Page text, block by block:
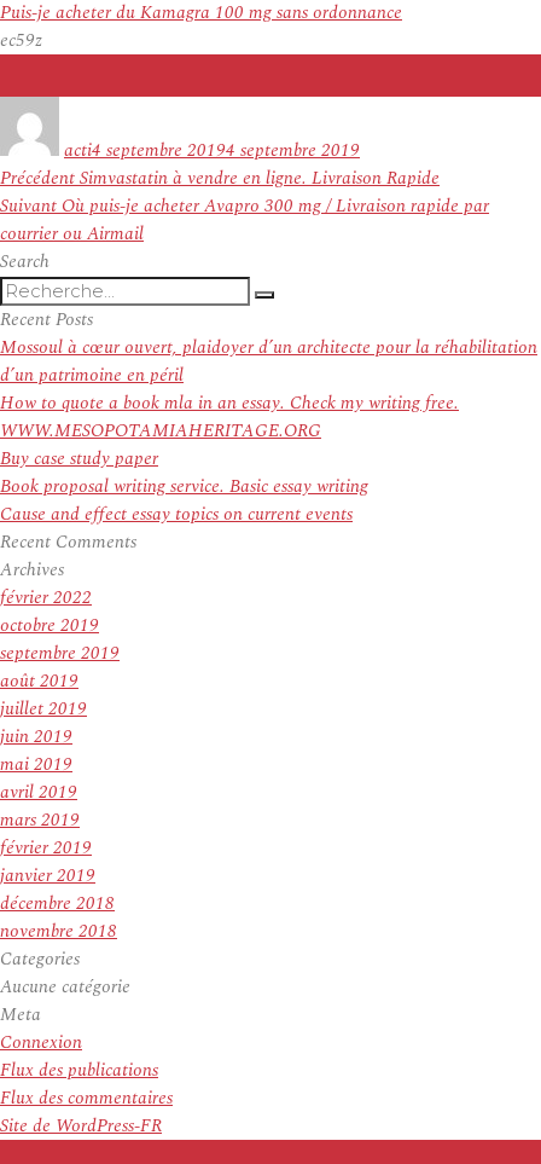
Puis-je acheter du Kamagra 100 mg sans ordonnance
ec59z
actile
4 septembre 20194 septembre 2019
Navigation
de
l’article
PrécédentArticle
précédent :
Simvastatin à vendre en ligne. Livraison Rapide
Suivant Article
suivant :
Où puis-je acheter Avapro 300 mg / Livraison rapide par
courrier ou Airmail
Search
Recherche
pour
:
Recherche
Recent Posts
Mossoul à cœur ouvert, plaidoyer d’un architecte pour la réhabilitation
d’un patrimoine en péril
How to quote a book mla in an essay. Check my writing free.
WWW.MESOPOTAMIAHERITAGE.ORG
Buy case study paper
Book proposal writing service. Basic essay writing
Cause and effect essay topics on current events
Recent Comments
Archives
février 2022
octobre 2019
septembre 2019
août 2019
juillet 2019
juin 2019
mai 2019
avril 2019
mars 2019
février 2019
janvier 2019
décembre 2018
novembre 2018
Categories
Aucune catégorie
Meta
Connexion
Flux des publications
Flux des commentaires
Site de WordPress-FR